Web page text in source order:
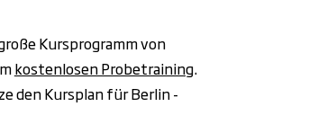
Kursprogramm von
kostenlosen Probetraining.
den Kursplan für Berlin -